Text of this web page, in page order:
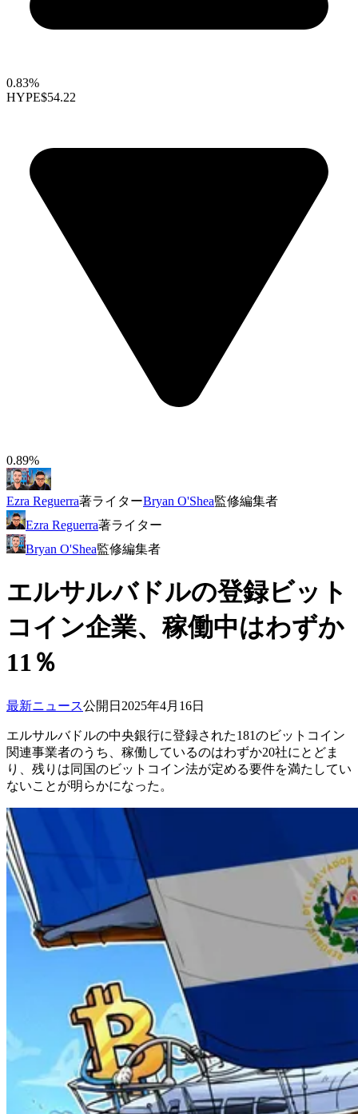
0.83%
HYPE$54.22
0.89%
Ezra Reguerra著ライターBryan O'Shea監修編集者
Ezra Reguerra著ライター
Bryan O'Shea監修編集者
エルサルバドルの登録ビット
コイン企業、稼働中はわずか
11％
最新ニュース公開日 2025年4月16日
エルサルバドルの中央銀行に登録された181のビットコイン
関連事業者のうち、稼働しているのはわずか20社にとどま
り、残りは同国のビットコイン法が定める要件を満たしてい
ないことが明らかになった。